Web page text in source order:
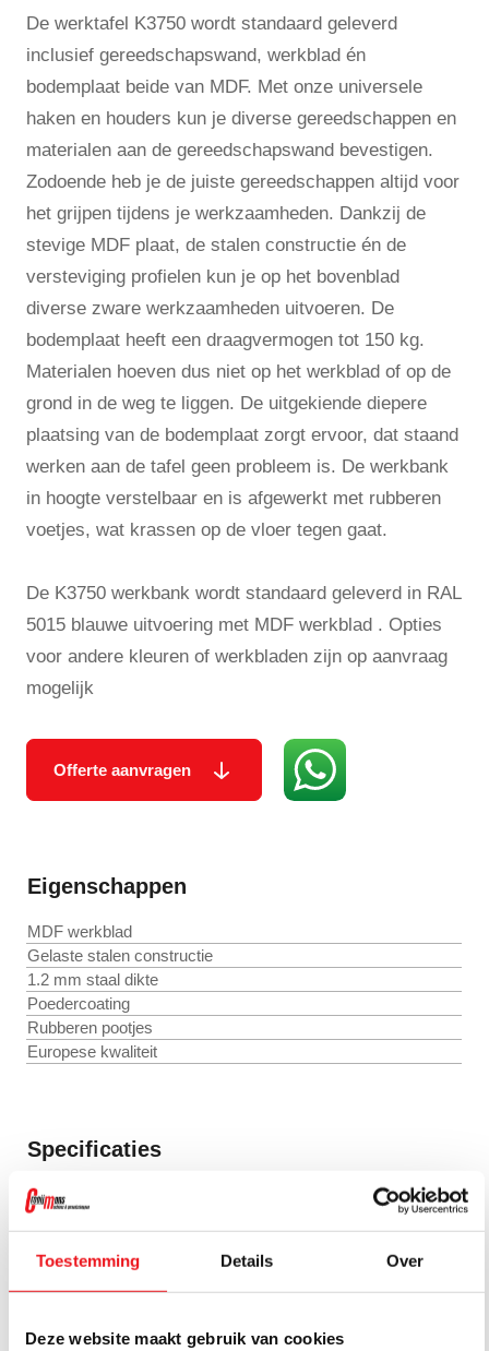
Toestemming Details Over
Deze website maakt gebruik van cookies
De werktafel K3750 wordt standaard geleverd
inclusief gereedschapswand, werkblad én
bodemplaat beide van MDF. Met onze universele
haken en houders kun je diverse gereedschappen en
materialen aan de gereedschapswand bevestigen.
Zodoende heb je de juiste gereedschappen altijd voor
het grijpen tijdens je werkzaamheden. Dankzij de
stevige MDF plaat, de stalen constructie én de
versteviging profielen kun je op het bovenblad
diverse zware werkzaamheden uitvoeren. De
bodemplaat heeft een draagvermogen tot 150 kg.
Materialen hoeven dus niet op het werkblad of op de
grond in de weg te liggen. De uitgekiende diepere
plaatsing van de bodemplaat zorgt ervoor, dat staand
werken aan de tafel geen probleem is. De werkbank
in hoogte verstelbaar en is afgewerkt met rubberen
voetjes, wat krassen op de vloer tegen gaat.
De K3750 werkbank wordt standaard geleverd in RAL
5015 blauwe uitvoering met MDF werkblad . Opties
voor andere kleuren of werkbladen zijn op aanvraag
mogelijk
Offerte aanvragen
Eigenschappen
MDF werkblad
Gelaste stalen constructie
1.2 mm staal dikte
Poedercoating
Rubberen pootjes
Europese kwaliteit
Specificaties
Merk
Categorie
Breedte
Hoogte minimaal
150 cm
Hoogte werkblad minimaal
85 cm